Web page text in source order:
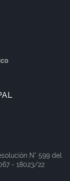
N° 599 del
- 18023/22